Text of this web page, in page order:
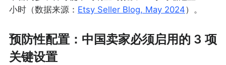
小时（数据来源： Etsy Seller Blog, May 2024）。
预防性配置：中国卖家必须启用的 3 项
关键设置